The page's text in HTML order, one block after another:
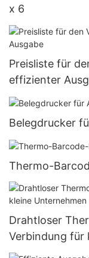
x 6
Preisliste für
effizienter
Belegdrucker
Thermo-
Drahtloser
Verbindung für